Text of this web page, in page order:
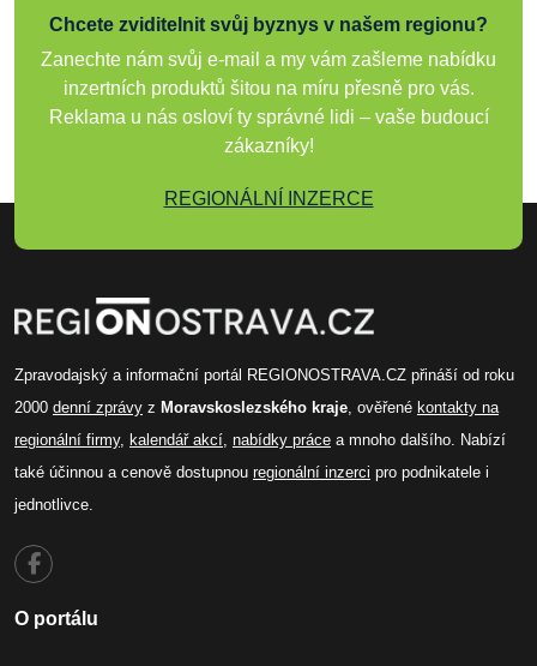
Chcete zviditelnit svůj byznys v našem regionu?
Zanechte nám svůj e-mail a my vám zašleme nabídku
inzertních produktů šitou na míru přesně pro vás.
Reklama u nás osloví ty správné lidi – vaše budoucí
zákazníky!
REGIONÁLNÍ INZERCE
Zpravodajský a informační portál REGIONOSTRAVA.CZ přináší od roku
2000 denní zprávy z Moravskoslezského kraje, ověřené kontakty na
regionální firmy, kalendář akcí, nabídky práce a mnoho dalšího. Nabízí
také účinnou a cenově dostupnou regionální inzerci pro podnikatele i
jednotlivce.
O portálu